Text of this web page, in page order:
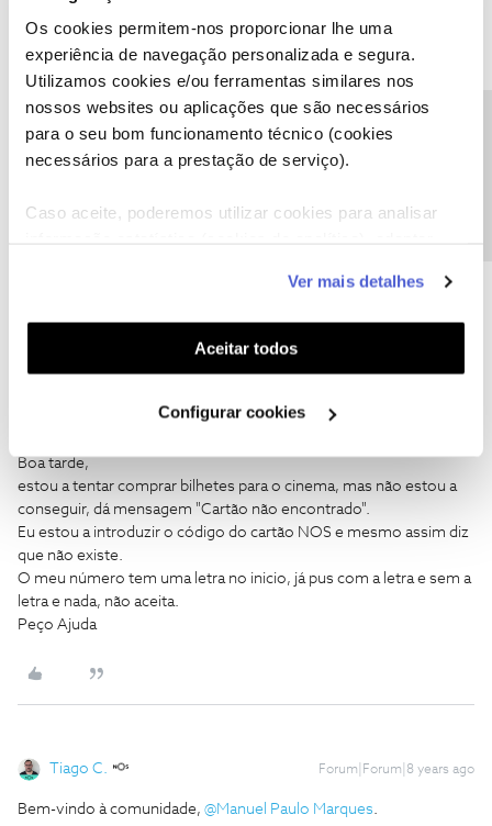
Os cookies permitem-nos proporcionar lhe uma
experiência de navegação personalizada e segura.
Utilizamos cookies e/ou ferramentas similares nos
nossos websites ou aplicações que são necessários
para o seu bom funcionamento técnico (cookies
necessários para a prestação de serviço).
Caso aceite, poderemos utilizar cookies para analisar
funcionalidades (cookies de personalização e
funcionalidade) e adaptar anúncios aos seus interesses
(cookies de publicidade personalizada). Pode gerir a
utilização dos cookies clicando em "Configurar
Ver mais detalhes
Aceitar todos
Configurar cookies
Olá,@HugoBaca791.
NOS aqui. 🙂
como "Melhor Resposta" e faça "Like" nos melhores comentários.
Manuel Paulo Marques Forum|Forum|8 years ago
Boa tarde,
estou a tentar comprar bilhetes para o cinema, mas não estou a
conseguir, dá mensagem "Cartão não encontrado".
Eu estou a introduzir o código do cartão NOS e mesmo assim diz
que não existe.
O meu número tem uma letra no inicio, já pus com a letra e sem a
letra e nada, não aceita.
Peço Ajuda
Tiago C. Forum|Forum|8 years ago
Bem-vindo à comunidade, @Manuel Paulo Marques.